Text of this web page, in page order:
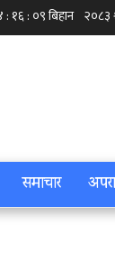
समाचार